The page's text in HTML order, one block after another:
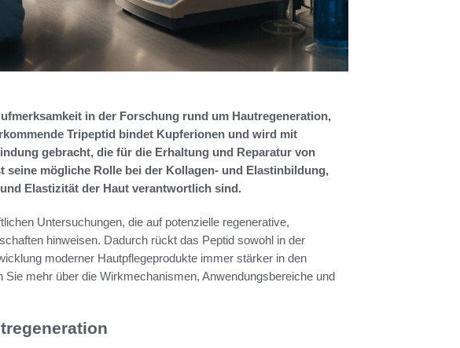
in der Forschung rund um Hautregeneration,
Tripeptid bindet Kupferionen und wird mit
gebracht, die für die Erhaltung und Reparatur von
mögliche Rolle bei der Kollagen- und Elastinbildung,
Elastizität der Haut verantwortlich sind.
Untersuchungen, die auf potenzielle regenerative,
hinweisen. Dadurch rückt das Peptid sowohl in der
moderner Hautpflegeprodukte immer stärker in den
mehr über die Wirkmechanismen, Anwendungsbereiche und